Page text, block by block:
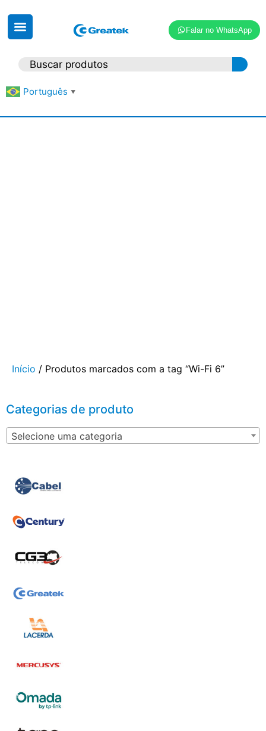
Falar no WhatsApp
Português ▼
Início / Produtos marcados com a tag “Wi-Fi 6”
Categorias de produto
Selecione uma categoria